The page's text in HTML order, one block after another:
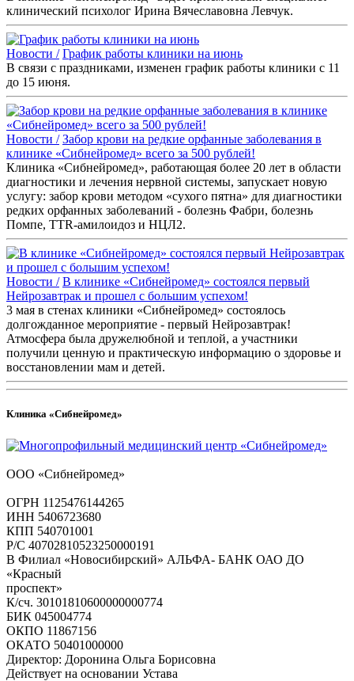
клинический психолог Ирина Вячеславовна Левчук.
Новости / График работы клиники на июнь
В связи с праздниками, изменен график работы клиники с 11
до 15 июня.
Новости / Забор крови на редкие орфанные заболевания в
клинике «Сибнейромед» всего за 500 рублей!
Клиника «Сибнейромед», работающая более 20 лет в области
диагностики и лечения нервной системы, запускает новую
услугу: забор крови методом «сухого пятна» для диагностики
редких орфанных заболеваний - болезнь Фабри, болезнь
Помпе, TTR-амилоидоз и НЦЛ2.
Новости / В клинике «Сибнейромед» состоялся первый
Нейрозавтрак и прошел с большим успехом!
3 мая в стенах клиники «Сибнейромед» состоялось
долгожданное мероприятие - первый Нейрозавтрак!
Атмосфера была дружелюбной и теплой, а участники
получили ценную и практическую информацию о здоровье и
восстановлении мам и детей.
Клиника «Сибнейромед»
ООО «Сибнейромед»
ОГРН 1125476144265
ИНН 5406723680
КПП 540701001
Р/С 40702810523250000191
В Филиал «Новосибирский» АЛЬФА- БАНК ОАО ДО
«Красный
проспект»
К/сч. 30101810600000000774
БИК 045004774
ОКПО 11867156
ОКАТО 50401000000
Директор: Доронина Ольга Борисовна
Действует на основании Устава